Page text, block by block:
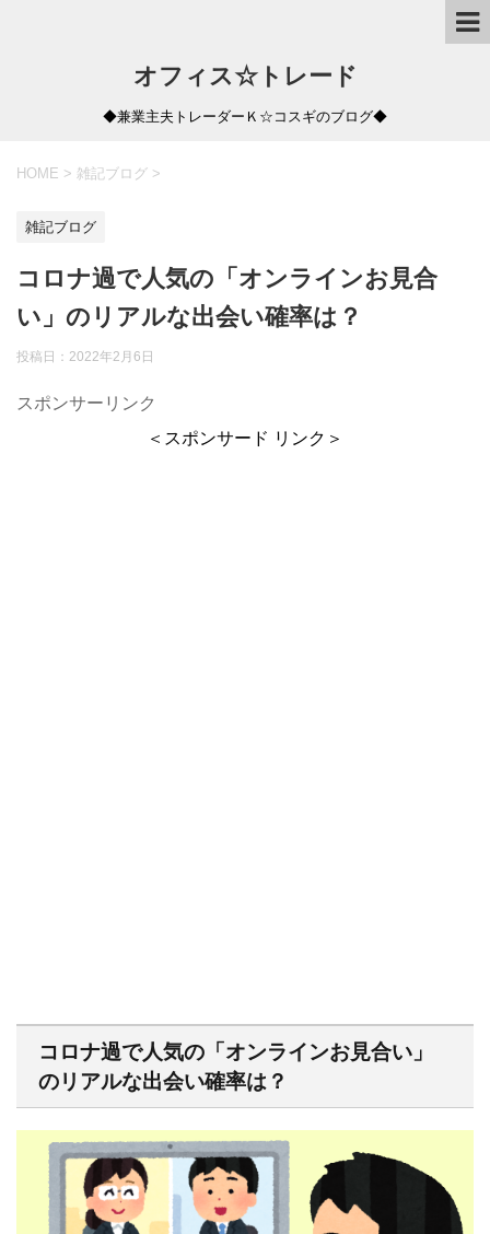
オフィス☆トレード
◆兼業主夫トレーダーＫ☆コスギのブログ◆
HOME > 雑記ブログ >
雑記ブログ
コロナ過で人気の「オンラインお見合
い」のリアルな出会い確率は？
投稿日： 2022年2月6日
スポンサーリンク
＜スポンサード リンク＞
コロナ過で人気の「オンラインお見合い」
のリアルな出会い確率は？